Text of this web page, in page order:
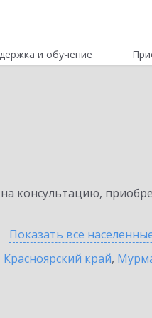
и обучение
консультацию,
Показать все
Красноярский край,